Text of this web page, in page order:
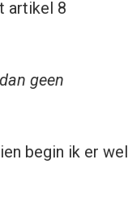
artikel 8
geen
begin ik er wel